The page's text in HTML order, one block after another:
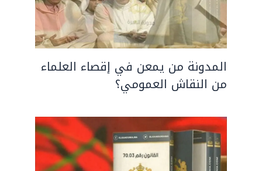
المدونة من يمعن في إقصاء العلماء
من النقاش العمومي؟